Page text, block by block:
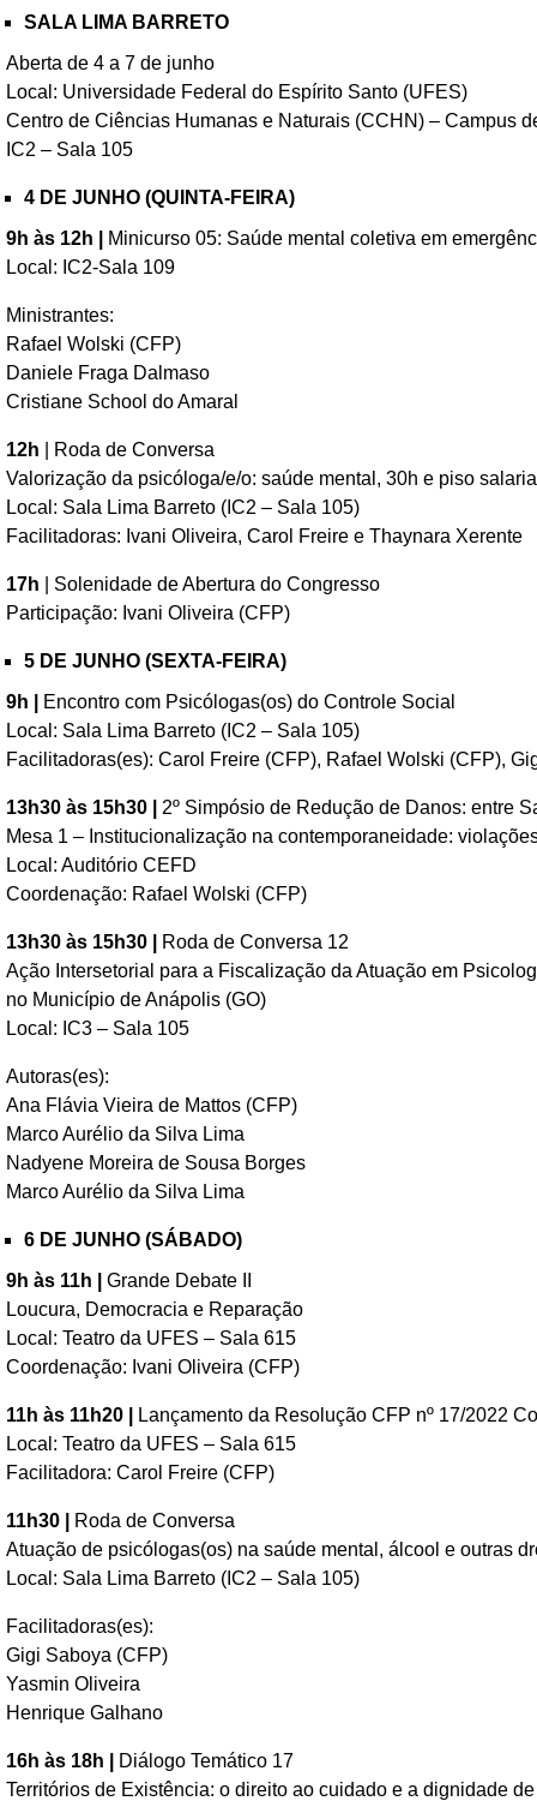
SALA LIMA BARRETO
Aberta de 4 a 7 de junho
Local: Universidade Federal do Espírito Santo (UFES)
Centro de Ciências Humanas e Naturais (CCHN) – Campus
IC2 – Sala 105
4 DE JUNHO (QUINTA-FEIRA)
9h às 12h |
Minicurso 05: Saúde mental coletiva em
Local: IC2-Sala 109
Ministrantes:
Rafael Wolski (CFP)
Daniele Fraga Dalmaso
Cristiane School do Amaral
12h | Roda de Conversa
Valorização da psicóloga/e/o: saúde mental, 30h e piso
Local: Sala Lima Barreto (IC2 – Sala 105)
Facilitadoras: Ivani Oliveira, Carol Freire e Thaynara Xerente
17h | Solenidade de Abertura do Congresso
Participação: Ivani Oliveira (CFP)
5 DE JUNHO (SEXTA-FEIRA)
9h |
Encontro com Psicólogas(os) do Controle Social
Local: Sala Lima Barreto (IC2 – Sala 105)
Facilitadoras(es): Carol Freire (CFP), Rafael Wolski (CFP),
13h30 às 15h30 |
2º Simpósio de Redução de Danos: entre
Mesa 1 – Institucionalização na contemporaneidade:
Local: Auditório CEFD
Coordenação: Rafael Wolski (CFP)
13h30 às 15h30 |
Roda de Conversa 12
Ação Intersetorial para a Fiscalização da Atuação em
no Município de Anápolis (GO)
Local: IC3 – Sala 105
Autoras(es):
Ana Flávia Vieira de Mattos (CFP)
Marco Aurélio da Silva Lima
Nadyene Moreira de Sousa Borges
Marco Aurélio da Silva Lima
6 DE JUNHO (SÁBADO)
9h às 11h |
Grande Debate II
Loucura, Democracia e Reparação
Local: Teatro da UFES – Sala 615
Coordenação: Ivani Oliveira (CFP)
11h às 11h20 |
Lançamento da Resolução CFP nº 17/2022
Local: Teatro da UFES – Sala 615
Facilitadora: Carol Freire (CFP)
11h30 |
Roda de Conversa
Atuação de psicólogas(os) na saúde mental, álcool e outras
Local: Sala Lima Barreto (IC2 – Sala 105)
Facilitadoras(es):
Gigi Saboya (CFP)
Yasmin Oliveira
Henrique Galhano
16h às 18h |
Diálogo Temático 17
Territórios de Existência: o direito ao cuidado e a dignidade